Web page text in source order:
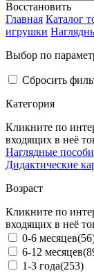
Восстановить
Главная Каталог
игрушки
Выбор по
Сбросить
Категория
Кликните по
входящих в неё
Наглядные
Дидактические
Возраст
Кликните по
входящих в неё
0-6 месяцев
6-12 месяцев
1-3 года(253)